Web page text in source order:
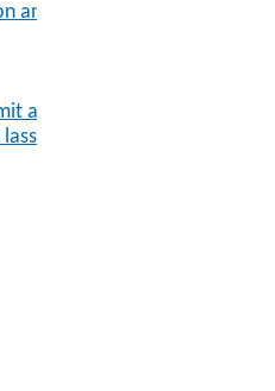
anmelden
ausländischer